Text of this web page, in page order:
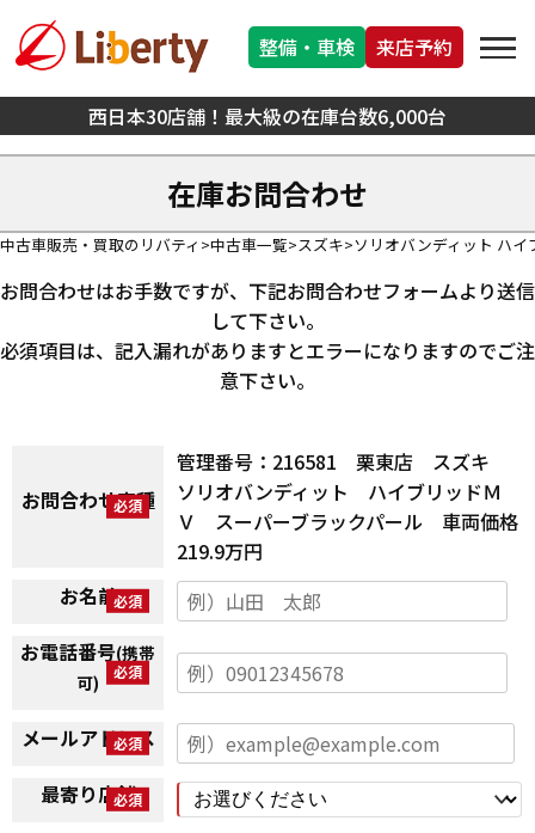
西日本30店舗！最大級の在庫台数6,000台
整備・車検 来店予約
在庫お問合わせ
中古車販売・買取のリバティ 中古車一覧 スズキ ソリオバンディット ハイ
お問合わせはお手数ですが、下記お問合わせフォームより送信
して下さい。
必須項目は、記入漏れがありますとエラーになりますのでご注
意下さい。
お問合わせ車種
管理番号：216581 栗東店 スズキ
ソリオバンディット ハイブリッドＭ
Ｖ スーパーブラックパール 車両価格
219.9万円
お名前
お電話番号(携帯
可)
メールアドレス
最寄り店舗